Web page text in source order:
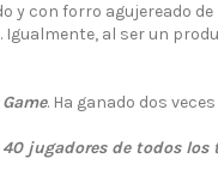
y con forro agujereado
Igualmente, al ser un
. Ha ganado dos
40 jugadores de todos los